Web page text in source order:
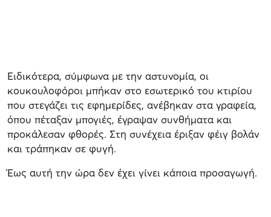
Ειδικότερα, σύμφωνα με την αστυνομία, οι
κουκουλοφόροι μπήκαν στο εσωτερικό του κτιρίου
που στεγάζει τις εφημερίδες, ανέβηκαν στα γραφεία,
όπου πέταξαν μπογιές, έγραψαν συνθήματα και
προκάλεσαν φθορές. Στη συνέχεια έριξαν φέιγ βολάν
και τράπηκαν σε φυγή.
Έως αυτή την ώρα δεν έχει γίνει κάποια προσαγωγή.